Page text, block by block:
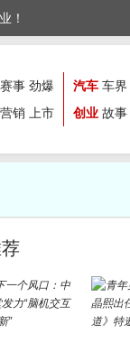
！
赛事 劲爆
营销 上市
汽车 车界
创业 故事